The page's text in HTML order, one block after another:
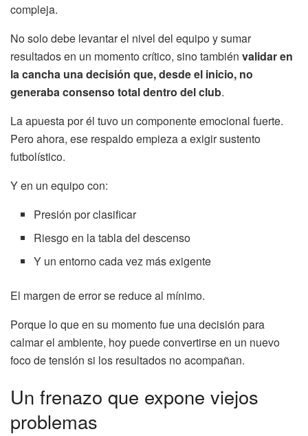
compleja.
No solo debe levantar el nivel del equipo y sumar
resultados en un momento crítico, sino también validar en
la cancha una decisión que, desde el inicio, no
generaba consenso total dentro del club.
La apuesta por él tuvo un componente emocional fuerte.
Pero ahora, ese respaldo empieza a exigir sustento
futbolístico.
Y en un equipo con:
Presión por clasificar
Riesgo en la tabla del descenso
Y un entorno cada vez más exigente
El margen de error se reduce al mínimo.
Porque lo que en su momento fue una decisión para
calmar el ambiente, hoy puede convertirse en un nuevo
foco de tensión si los resultados no acompañan.
Un frenazo que expone viejos
problemas